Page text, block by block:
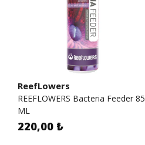
ReefLowers
REEFLOWERS Bacteria Feeder 85
ML
220,00 ₺